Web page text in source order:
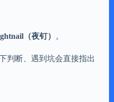
（夜钉） 。
判断、遇到坑会直接指出